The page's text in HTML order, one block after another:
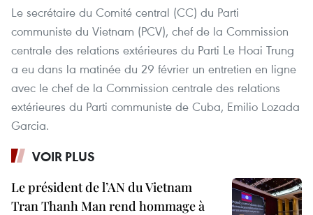
Le secrétaire du Comité central (CC) du Parti
communiste du Vietnam (PCV), chef de la Commission
centrale des relations extérieures du Parti Le Hoai Trung
a eu dans la matinée du 29 février un entretien en ligne
avec le chef de la Commission centrale des relations
extérieures du Parti communiste de Cuba, Emilio Lozada
Garcia.
VOIR PLUS
Le président de l’AN du Vietnam
Tran Thanh Man rend hommage à